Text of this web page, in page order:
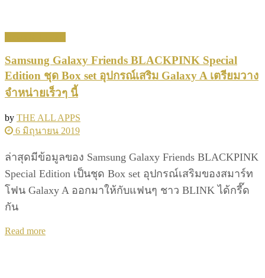
Samsung Galaxy Friends BLACKPINK Special
Edition ชุด Box set อุปกรณ์เสริม Galaxy A เตรียมวาง
จำหน่ายเร็วๆ นี้
by THE ALL APPS
6 มิถุนายน 2019
ล่าสุดมีข้อมูลของ Samsung Galaxy Friends BLACKPINK
Special Edition เป็นชุด Box set อุปกรณ์เสริมของสมาร์ท
โฟน Galaxy A ออกมาให้กับแฟนๆ ชาว BLINK ได้กรี๊ด
กัน
Read moreDetails